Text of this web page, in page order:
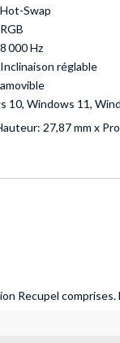
Hot-Swap
RGB
8 000 Hz
Inclinaison réglable
amovible
10, Windows 11,
27,87 mm x
Recupel